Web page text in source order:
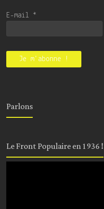
E-mail *
Parlons
Le Front Populaire en 1936 !